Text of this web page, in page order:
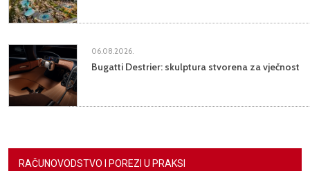
06.08.2026.
Bugatti Destrier: skulptura stvorena za vječnost
RAČUNOVODSTVO I POREZI U PRAKSI